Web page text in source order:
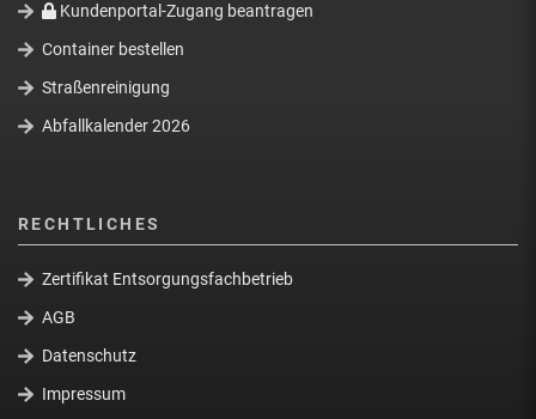
Kundenportal-Zugang beantragen
Container bestellen
Straßenreinigung
Abfallkalender 2026
RECHTLICHES
Zertifikat Entsorgungsfachbetrieb
AGB
Datenschutz
Impressum